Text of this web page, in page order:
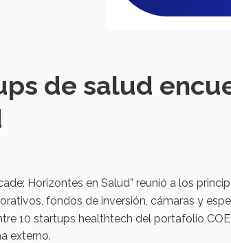
de salud
Horizontes en Salud” reunió a los
fondos de inversión, cámaras y
10 startups healthtech del portafolio
externo.